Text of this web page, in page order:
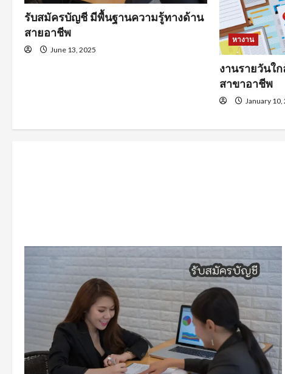
รับสมัครบัญชี มีพื้นฐานความรู้ทางด้าน
สายอาชีพ
June 13, 2025
หางาน
งานรายวันใ
สาขาอาชีพ
January 10,